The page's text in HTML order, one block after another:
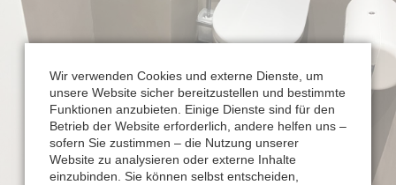
Wir verwenden Cookies und externe Dienste, um
unsere Website sicher bereitzustellen und bestimmte
Funktionen anzubieten. Einige Dienste sind für den
Betrieb der Website erforderlich, andere helfen uns –
sofern Sie zustimmen – die Nutzung unserer
Website zu analysieren oder externe Inhalte
einzubinden. Sie können selbst entscheiden,